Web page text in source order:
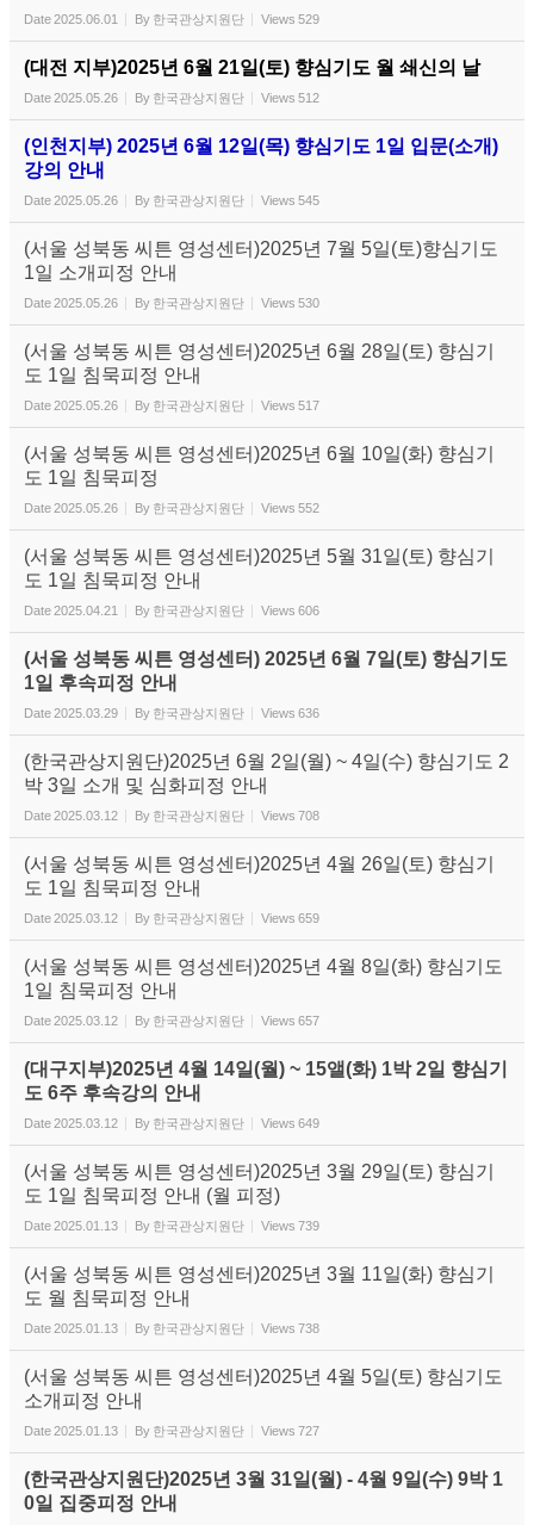
Date2025.06.01 By 한국관상지원단 Views 529
(대전 지부)2025년 6월 21일(토) 향심기도 월 쇄신의 날
Date2025.05.26 By 한국관상지원단 Views 512
(인천지부) 2025년 6월 12일(목) 향심기도 1일 입문(소개)
강의 안내
Date2025.05.26 By 한국관상지원단 Views 545
(서울 성북동 씨튼 영성센터)2025년 7월 5일(토)향심기도
1일 소개피정 안내
Date2025.05.26 By 한국관상지원단 Views 530
(서울 성북동 씨튼 영성센터)2025년 6월 28일(토) 향심기
도 1일 침묵피정 안내
Date2025.05.26 By 한국관상지원단 Views 517
(서울 성북동 씨튼 영성센터)2025년 6월 10일(화) 향심기
도 1일 침묵피정
Date2025.05.26 By 한국관상지원단 Views 552
(서울 성북동 씨튼 영성센터)2025년 5월 31일(토) 향심기
도 1일 침묵피정 안내
Date2025.04.21 By 한국관상지원단 Views 606
(서울 성북동 씨튼 영성센터) 2025년 6월 7일(토) 향심기도
1일 후속피정 안내
Date2025.03.29 By 한국관상지원단 Views 636
(한국관상지원단)2025년 6월 2일(월) ~ 4일(수) 향심기도 2
박 3일 소개 및 심화피정 안내
Date2025.03.12 By 한국관상지원단 Views 708
(서울 성북동 씨튼 영성센터)2025년 4월 26일(토) 향심기
도 1일 침묵피정 안내
Date2025.03.12 By 한국관상지원단 Views 659
(서울 성북동 씨튼 영성센터)2025년 4월 8일(화) 향심기도
1일 침묵피정 안내
Date2025.03.12 By 한국관상지원단 Views 657
(대구지부)2025년 4월 14일(월) ~ 15앨(화) 1박 2일 향심기
도 6주 후속강의 안내
Date2025.03.12 By 한국관상지원단 Views 649
(서울 성북동 씨튼 영성센터)2025년 3월 29일(토) 향심기
도 1일 침묵피정 안내 (월 피정)
Date2025.01.13 By 한국관상지원단 Views 739
(서울 성북동 씨튼 영성센터)2025년 3월 11일(화) 향심기
도 월 침묵피정 안내
Date2025.01.13 By 한국관상지원단 Views 738
(서울 성북동 씨튼 영성센터)2025년 4월 5일(토) 향심기도
소개피정 안내
Date2025.01.13 By 한국관상지원단 Views 727
(한국관상지원단)2025년 3월 31일(월) - 4월 9일(수) 9박 1
0일 집중피정 안내